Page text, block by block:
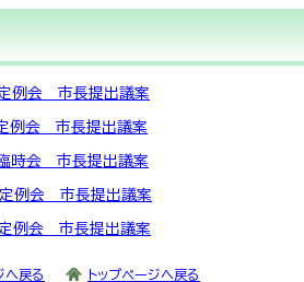
例会 市長提出議案
例会 市長提出議案
時会 市長提出議案
例会 市長提出議案
例会 市長提出議案
へ戻る トップページへ戻る